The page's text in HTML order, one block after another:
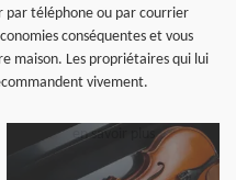
par téléphone ou par courrier
conséquentes et vous
maison. Les propriétaires qui lui
vivement.
en savoir plus